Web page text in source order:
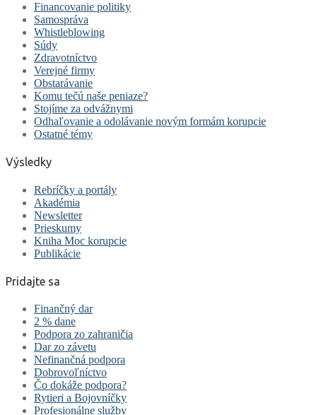
Financovanie politiky
Samospráva
Whistleblowing
Súdy
Zdravotníctvo
Verejné firmy
Obstarávanie
Komu tečú naše peniaze?
Stojíme za odvážnymi
Odhaľovanie a odolávanie novým formám korupcie
Ostatné témy
Výsledky
Rebríčky a portály
Akadémia
Newsletter
Prieskumy
Kniha Moc korupcie
Publikácie
Pridajte sa
Finančný dar
2 % dane
Podpora zo zahraničia
Dar zo závetu
Nefinančná podpora
Dobrovoľníctvo
Čo dokáže podpora?
Rytieri a Bojovníčky
Profesionálne služby